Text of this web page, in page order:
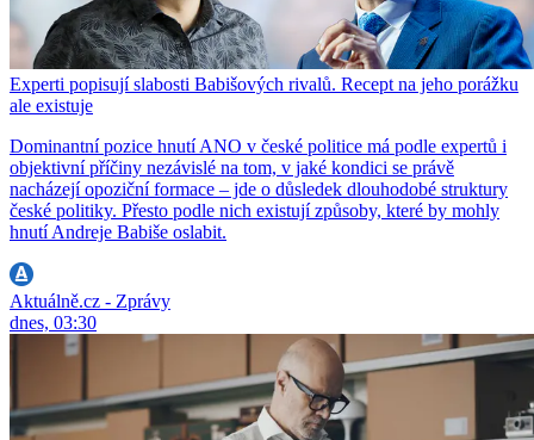
Experti popisují slabosti Babišových rivalů. Recept na jeho porážku
ale existuje
Dominantní pozice hnutí ANO v české politice má podle expertů i
objektivní příčiny nezávislé na tom, v jaké kondici se právě
nacházejí opoziční formace – jde o důsledek dlouhodobé struktury
české politiky. Přesto podle nich existují způsoby, které by mohly
hnutí Andreje Babiše oslabit.
Aktuálně.cz - Zprávy
dnes, 03:30